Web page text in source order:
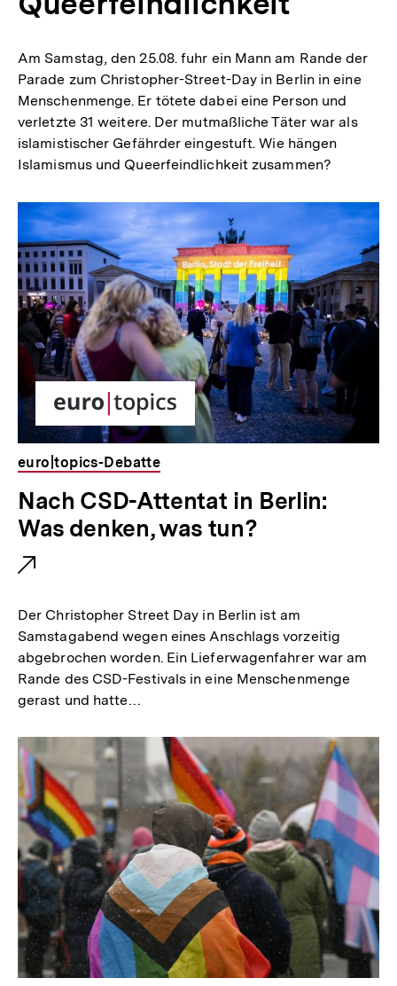
Am Samstag, den 25.08. fuhr ein Mann am Rande der
Parade zum Christopher-Street-Day in Berlin in eine
Menschenmenge. Er tötete dabei eine Person und
verletzte 31 weitere. Der mutmaßliche Täter war als
islamistischer Gefährder eingestuft. Wie hängen
Islamismus und Queerfeindlichkeit zusammen?
euro|topics-Debatte
Nach CSD-Attentat in Berlin:
Was denken, was tun?
Der Christopher Street Day in Berlin ist am
Samstagabend wegen eines Anschlags vorzeitig
abgebrochen worden. Ein Lieferwagenfahrer war am
Rande des CSD-Festivals in eine Menschenmenge
gerast und hatte…